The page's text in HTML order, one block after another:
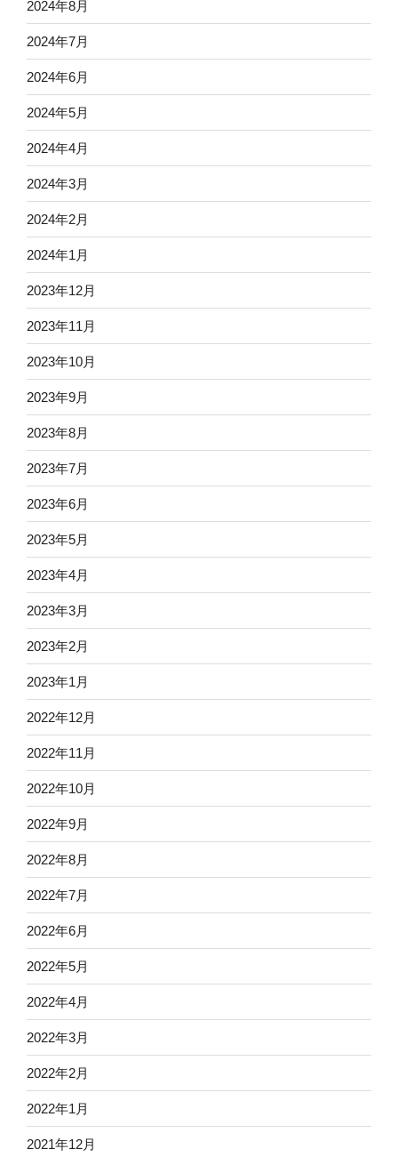
2024年8月
2024年7月
2024年6月
2024年5月
2024年4月
2024年3月
2024年2月
2024年1月
2023年12月
2023年11月
2023年10月
2023年9月
2023年8月
2023年7月
2023年6月
2023年5月
2023年4月
2023年3月
2023年2月
2023年1月
2022年12月
2022年11月
2022年10月
2022年9月
2022年8月
2022年7月
2022年6月
2022年5月
2022年4月
2022年3月
2022年2月
2022年1月
2021年12月